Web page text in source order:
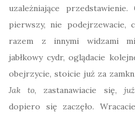
uzależniające
pierwszy, nie podejrzewacie,
razem z innymi widzami
jabłkowy cydr, oglądacie
obejrzycie, stoicie już za
Jak to, zastanawiacie się, już
dopiero się zaczęło.